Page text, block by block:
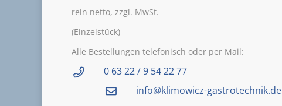
rein netto, zzgl. MwSt.
(Einzelstück)
Alle Bestellungen telefonisch oder per Mail:
0 63 22 / 9 54 22 77
info@klimowicz-gastrotechnik.de